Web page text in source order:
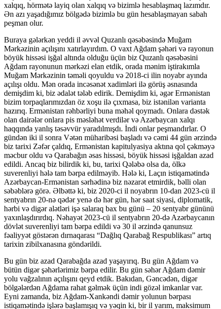
xalqıq, hörmətə layiq olan xalqıq və bizimlə hesablaşmaq lazımdır.
Ən azı yaşadığımız bölgədə bizimlə bu gün hesablaşmayan sabah
peşman olur.
Buraya gələrkən yeddi il əvvəl Quzanlı qəsəbəsində Muğam
Mərkəzinin açılışını xatırlayırdım. O vaxt Ağdam şəhəri və rayonun
böyük hissəsi işğal altında olduğu üçün biz Quzanlı qəsəbəsini
Ağdam rayonunun mərkəzi elan etdik, orada mənim iştirakımla
Muğam Mərkəzinin təməli qoyuldu və 2018-ci ilin noyabr ayında
açılışı oldu. Mən orada incəsənət xadimləri ilə görüş əsnasında
demişdim ki, biz ədalət tələb edirik. Demişdim ki, əgər Ermənistan
bizim torpaqlarımızdan öz xoşu ilə çıxmasa, biz istənilən varianta
hazırıq. Ermənistan rəhbərliyi buna məhəl qoymadı. Onlara dəstək
olan dairələr onlara pis məsləhət verdilər və Azərbaycan xalqı
haqqında yanlış təsəvvür yaradılmışdı. İndi onlar peşmandırlar. O
gündən iki il sonra Vətən müharibəsi başladı və cəmi 44 gün ərzində
biz tarixi Zəfər çaldıq, Ermənistan kapitulyasiya aktına qol çəkməyə
məcbur oldu və Qarabağın əsas hissəsi, böyük hissəsi işğaldan azad
edildi. Ancaq biz bilirdik ki, bu, tarixi Qələbə olsa da, ölkə
suverenliyi hələ tam bərpa edilməyib. Hələ ki, Laçın istiqamətində
Azərbaycan-Ermənistan sərhədinə biz nəzarət etmirdik, bəlli olan
səbəblərə görə. Əlbəttə ki, biz 2020-ci il noyabrın 10-dan 2023-cü il
sentyabrın 20-nə qədər yenə də hər gün, hər saat siyasi, diplomatik,
hərbi və digər alətləri işə salaraq bax bu günü – 20 sentyabr gününü
yaxınlaşdırırdıq. Nəhayət 2023-cü il sentyabrın 20-də Azərbaycanın
dövlət suverenliyi tam bərpa edildi və 30 il ərzində qanunsuz
fəaliyyət göstərən dırnaqarası “Dağlıq Qarabağ Respublikası” artıq
tarixin zibilxanasına göndərildi.
Bu gün biz azad Qarabağda azad yaşayırıq. Bu gün Ağdam və
bütün digər şəhərlərimiz bərpa edilir. Bu gün səhər Ağdam dəmir
yolu vağzalının açılışını qeyd etdik. Bakıdan, Gəncədən, digər
bölgələrdən Ağdama rahat gəlmək üçün indi gözəl imkanlar var.
Eyni zamanda, biz Ağdam-Xankəndi dəmir yolunun bərpası
istiqamətində işlərə başlamışıq və yəqin ki, bir il yarım, maksimum